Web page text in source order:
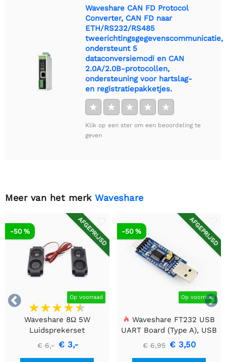
Waveshare CAN FD Protocol
Converter, CAN FD naar
ETH/RS232/RS485
tweerichtingsgegevenscommunicatie,
ondersteunt 5
dataconversiemodi en CAN
2.0A/2.0B-protocollen,
ondersteuning voor hartslag-
en registratiepakketjes.
★ ★ ★ ★ ★
Klik op een ster om een beoordeling te
geven
Meer van het merk Waveshare


AFGEPRIJSD
Op voorraad
-50 %
Waveshare 8Ω 5W
Luidsprekerset
€ 6,- € 3,-
AFGEPRIJSD
Op voorraad
-50 %
Waveshare FT232 USB
UART Board (Type A), USB
naar TTL (UART)
Communicatiemodule
€ 6,95 € 3,50